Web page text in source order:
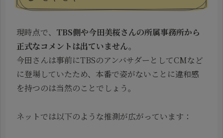
現時点で、 TBS側や今田美桜さんの所属事務所から
正式なコメントは出ていません。
今田さんは事前にTBSのアンバサダーとしてCMなど
に登場していたため、本番で姿がないことに違和感
を持つのは当然のことでしょう。
ネットでは以下のような推測が広がっています：